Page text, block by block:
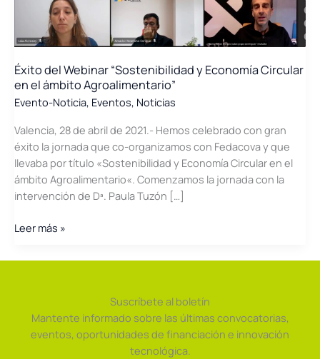
Éxito del Webinar “Sostenibilidad y Economía Circular
en el ámbito Agroalimentario”
Evento-Noticia, Eventos, Noticias
Valencia, 28 de abril de 2021.- Hemos celebrado con gran
éxito la jornada que co-organizamos con Fedacova y que
llevaba por título «Sostenibilidad y Economía Circular en el
ámbito Agroalimentario«. Comenzamos la jornada con la
intervención de Dª. Paula Tuzón […]
Éxito
Webinar
Circular
Leer más »
Suscríbete al boletín
Mantente informado sobre las últimas convocatorias,
eventos, oportunidades de financiación e innovación
tecnológica.